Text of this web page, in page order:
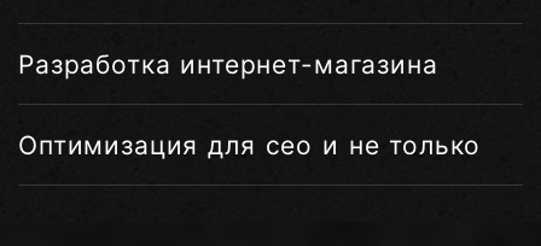
Разработка интернет-магазина
Оптимизация для сео и не только